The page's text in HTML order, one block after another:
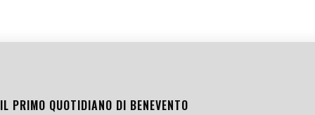
IL PRIMO QUOTIDIANO DI BENEVENTO